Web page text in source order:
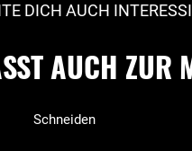
DICH AUCH
AUCH ZUR
Schneiden